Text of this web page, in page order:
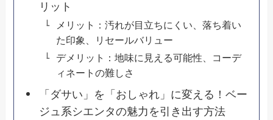
リット
メリット：汚れが目立ちにくい、落ち着い
た印象、リセールバリュー
デメリット：地味に見える可能性、コーデ
ィネートの難しさ
「ダサい」を「おしゃれ」に変える！ベー
ジュ系シエンタの魅力を引き出す方法